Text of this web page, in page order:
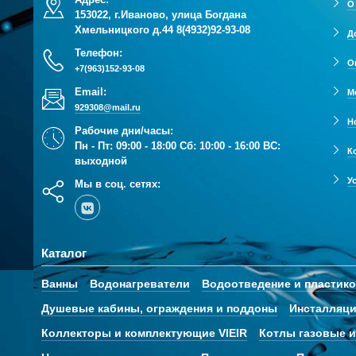
153022, г.Иваново, улица Богдана
Хмельницкого д.448(4932)92-93-08
Телефон:
+7(963)152-93-08
Email:
929308@mail.ru
Рабочие дни/часы:
Пн - Пт: 09:00 - 18:00 Сб: 10:00 - 16:00 ВС:
выходной
Мы в соц. сетях:
О
Каталог
Ванны Водонагреватели Водоотведение и
Душевые кабины, ограждения и поддоны
Коллекторы и комплектующие VIEIR
Котлы газовые